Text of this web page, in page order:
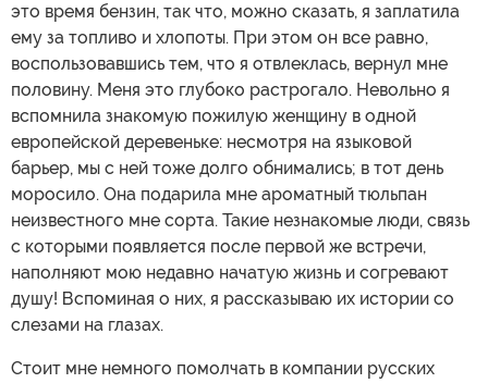
это время бензин, так что, можно сказать, я заплатила
ему за топливо и хлопоты. При этом он все равно,
воспользовавшись тем, что я отвлеклась, вернул мне
половину. Меня это глубоко растрогало. Невольно я
вспомнила знакомую пожилую женщину в одной
европейской деревеньке: несмотря на языковой
барьер, мы с ней тоже долго обнимались; в тот день
моросило. Она подарила мне ароматный тюльпан
неизвестного мне сорта. Такие незнакомые люди, связь
с которыми появляется после первой же встречи,
наполняют мою недавно начатую жизнь и согревают
душу! Вспоминая о них, я рассказываю их истории со
слезами на глазах.
Стоит мне немного помолчать в компании русских